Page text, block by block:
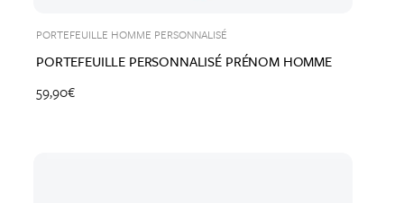
PORTEFEUILLE HOMME PERSONNALISÉ
PORTEFEUILLE PERSONNALISÉ PRÉNOM HOMME
59,90€